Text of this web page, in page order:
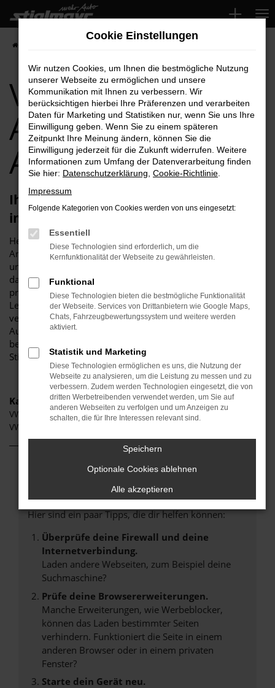
Zum
Hauptinhalt
springen
VW ID.4 für
Aichach Top-
Angebote
Ihren VW ID.4 für Aichach erhalten Sie
im Autohaus Stiglmayr
Herzlich willkommen bei Autohaus Stiglmayr – Ihre erste
Anlaufstelle für exzellente VW ID.4 Fahrzeuge für Aichach
und Umgebung! Unser renommiertes Autohaus ist stolz
darauf, Ihnen eine herausragende Auswahl an VW ID.4 zu
präsentieren, die höchste Standards in Sachen Qualität und
Leistung erfüllen. Wir sind seit Jahren Ihr
vertrauenswürdiger Partner, wenn es um erstklassige
Automobile geht. Erfahren Sie mehr über unsere
beeindruckende VW ID.4 Flotte und warum Autohaus
Stiglmayr die bevorzugte Adresse für VW ID.4 Liebhaber ist.
Kategorie
VW ID.4 Neuwagen Aichach
VW ID.4 Gebrauchtwagen Aichach
Fehler: Network Error
Beim Laden ist ein Fehler aufgetreten.
Hier sind ein paar Tipps, die dir helfen können:
Überprüfe deine Firewall und deine
Internetverbindung.
Laden andere Webseiten, zum Beispiel deine
Suchmaschine?
Prüfe deine Browsererweiterungen.
Manche Erweiterungen, wie Werbeblocker,
können das Laden bestimmter Seiten
verhindern. Funktioniert die Seite in einem
anderen Browser oder in einem privaten
Fenster?
Starte dein Gerät neu.
Cookie Einstellungen
Wir nutzen Cookies, um Ihnen die bestmögliche Nutzung
unserer Webseite zu ermöglichen und unsere
Kommunikation mit Ihnen zu verbessern. Wir
berücksichtigen hierbei Ihre Präferenzen und verarbeiten
Daten für Marketing und Statistiken nur, wenn Sie uns Ihre
Einwilligung geben. Wenn Sie zu einem späteren
Zeitpunkt Ihre Meinung ändern, können Sie die
Einwilligung jederzeit für die Zukunft widerrufen. Weitere
Informationen zum Umfang der Datenverarbeitung finden
Sie hier: Datenschutzerklärung Cookie-Richtlinie
Impressum
Folgende Kategorien von Cookies werden von uns eingesetzt:
Essentiell
Diese Technologien sind erforderlich, um die
Kernfunktionalität der Webseite zu gewährleisten.
Funktional
Diese Technologien bieten die bestmögliche Funktionalität
der Webseite. Services von Drittanbietern wie Google Maps,
Chats, Fahrzeugbewertungssystem und weitere werden
aktiviert.
Statistik und Marketing
Diese Technologien ermöglichen es uns, die Nutzung der
Webseite zu analysieren, um die Leistung zu messen und zu
verbessern. Zudem werden Technologien eingesetzt, die von
dritten Werbetreibenden verwendet werden, um Sie auf
anderen Webseiten zu verfolgen und um Anzeigen zu
schalten, die für Ihre Interessen relevant sind.
Speichern
Optionale Cookies ablehnen
Alle akzeptieren